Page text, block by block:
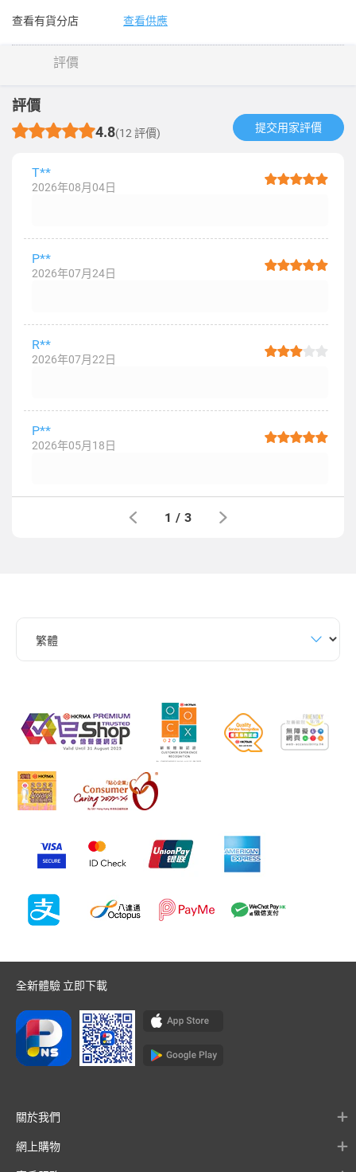
查看有貨分店 查看供應
評價
評價
4.8(12 評價) 提交用家評價​
T**
2026年08月04日
P**
2026年07月24日
R**
2026年07月22日
P**
2026年05月18日
1 / 3
全新體驗 立即下載
關於我們
網上購物